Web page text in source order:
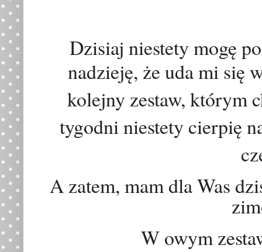
Dzisiaj niestety mogę
nadzieję, że uda mi się
kolejny zestaw, którym
tygodni niestety cierpię
A zatem, mam dla Was
W owym